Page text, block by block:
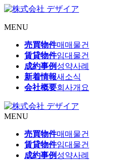
MENU
売買物件매매물건
賃貸物件임대물건
成約事例 성약사례
新着情報새소식
会社概要회사개요
MENU
売買物件매매물건
賃貸物件임대물건
成約事例 성약사례